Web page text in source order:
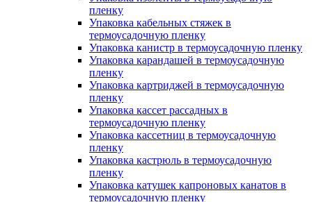
пленку
Упаковка кабельных стяжек в
термоусадочную пленку
Упаковка канистр в термоусадочную пленку
Упаковка карандашей в термоусадочную
пленку
Упаковка картриджей в термоусадочную
пленку
Упаковка кассет рассадных в
термоусадочную пленку
Упаковка кассетниц в термоусадочную
пленку
Упаковка кастрюль в термоусадочную
пленку
Упаковка катушек капроновых канатов в
термоусадочную пленку